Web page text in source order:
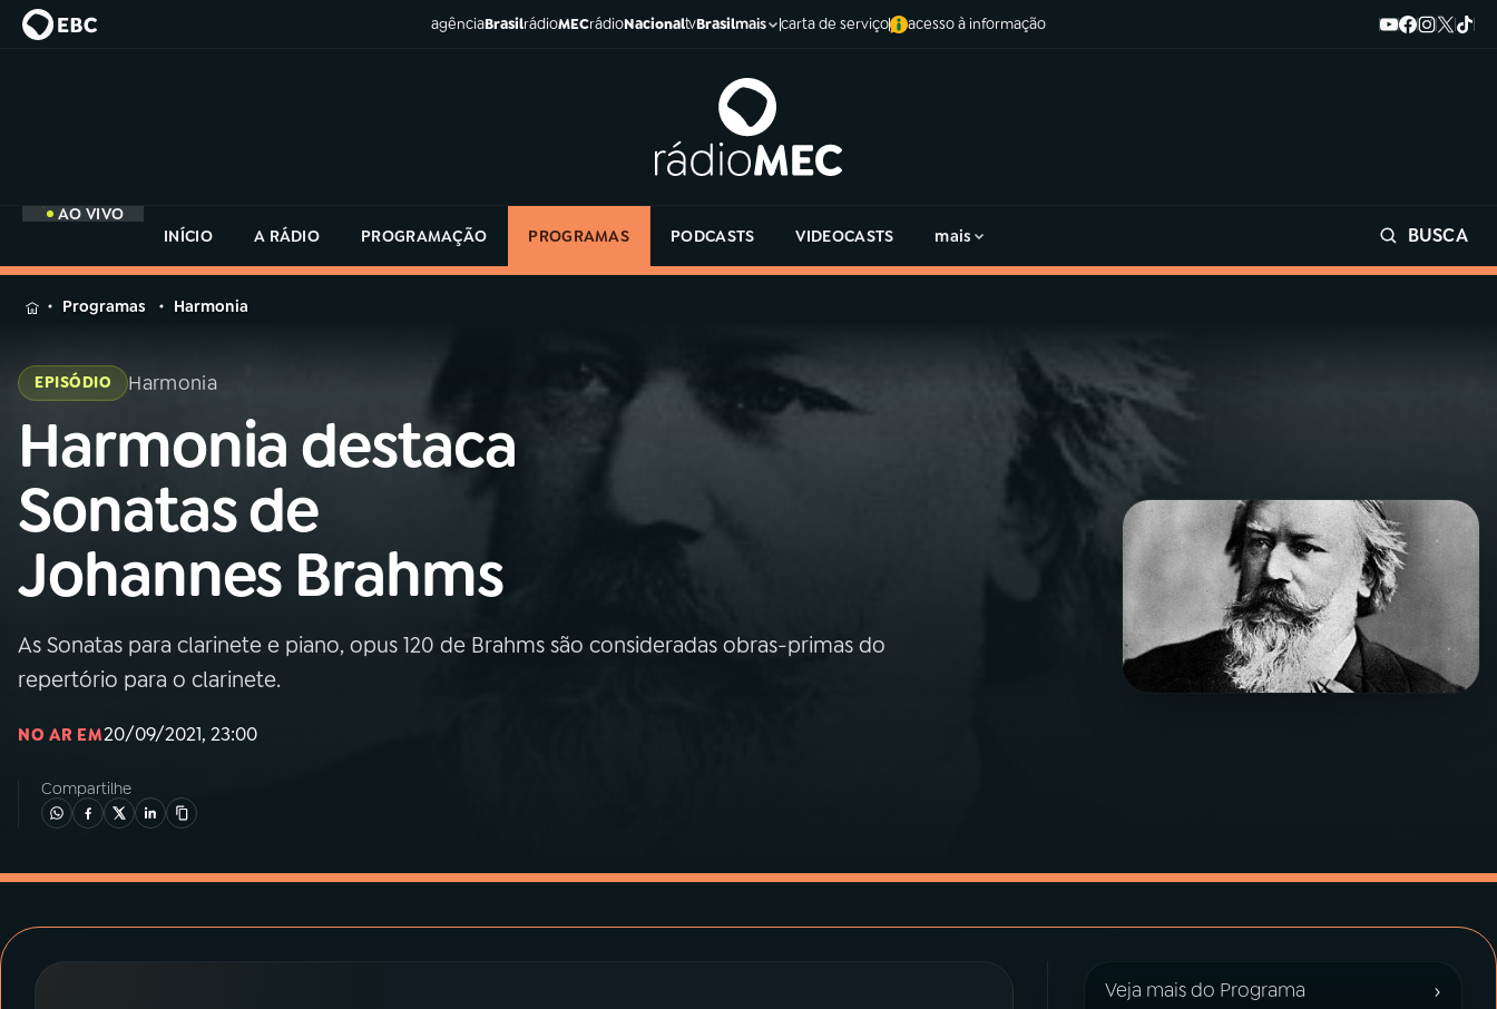
agênciaBrasilrádioMECrádioNacionaltvBrasilmais carta de serviço acesso à informação
AO VIVO
INÍCIO
A RÁDIO PROGRAMAÇÃO PROGRAMAS PODCASTS VIDEOCASTS mais BUSCA
MENU
Buscar
na
Rádio
MEC
01 INÍCIO
A RÁDIO
PROGRAMAS
06VIDEOCASTS
na
Rádio
Programas Harmonia
EPISÓDIO Harmonia
Harmonia destaca
Sonatas de
Johannes Brahms
As Sonatas para clarinete e piano, opus 120 de Brahms são consideradas obras-primas do
repertório para o clarinete.
NO AR EM20/09/2021, 23:00
Compartilhe
Veja mais do Programa ›